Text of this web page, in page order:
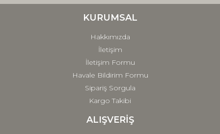
Ürün fiyatı diğer sitelerden daha pahalı.
Gönder
KURUMSAL
Hakkımızda
İletişim
İletişim Formu
Havale Bildirim Formu
Sipariş Sorgula
Kargo Takibi
ALIŞVERİŞ